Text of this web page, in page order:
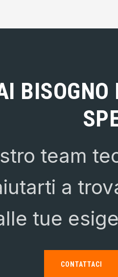
BISOGNO
team
a
tue
CONTATTACI